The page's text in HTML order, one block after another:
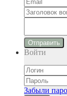
Отправить
Войти
Забыли